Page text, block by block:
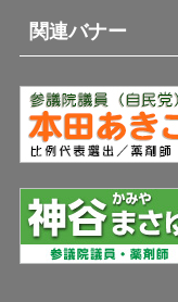
関連バナー